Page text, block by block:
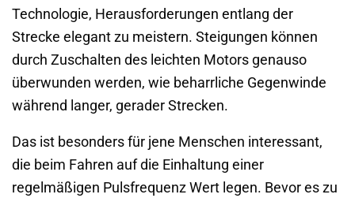
Technologie, Herausforderungen entlang der
Strecke elegant zu meistern. Steigungen können
durch Zuschalten des leichten Motors genauso
überwunden werden, wie beharrliche Gegenwinde
während langer, gerader Strecken.
Das ist besonders für jene Menschen interessant,
die beim Fahren auf die Einhaltung einer
regelmäßigen Pulsfrequenz Wert legen. Bevor es zu